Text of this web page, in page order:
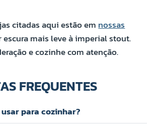
citadas aqui estão emnossas
escura mais leve à imperial stout.
e cozinhe com atenção.
FREQUENTES
para cozinhar?